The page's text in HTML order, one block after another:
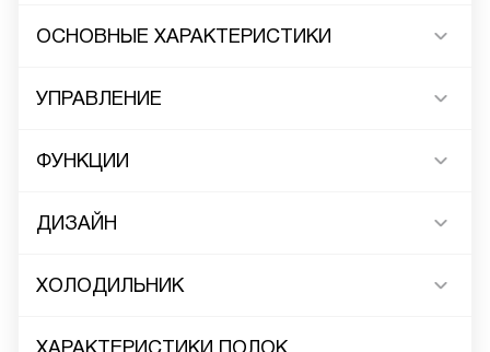
ОСНОВНЫЕ ХАРАКТЕРИСТИКИ
УПРАВЛЕНИЕ
ФУНКЦИИ
ДИЗАЙН
ХОЛОДИЛЬНИК
ХАРАКТЕРИСТИКИ ПОЛОК